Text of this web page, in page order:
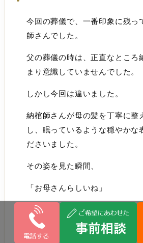
今回の葬儀で、一番印象に残っ
師さんでした。
父の葬儀の時は、正直なところ
まり意識していませんでした。
しかし今回は違いました。
納棺師さんが母の髪を丁寧に整
し、眠っているような穏やかな
ださいました。
その姿を見た瞬間、
「お母さんらしいね」
と家族みんなが自然に言葉を口
亡くなった直後の姿は、どうし